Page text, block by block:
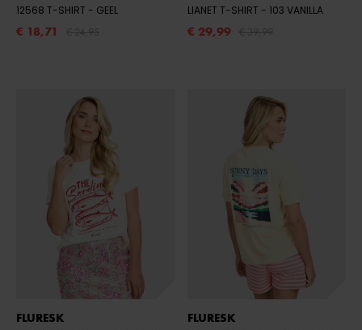
12568 T-SHIRT - GEEL
€ 18,71
LIANET T-SHIRT - 103 VANILLA
€ 29,99
FLURESK FLURESK